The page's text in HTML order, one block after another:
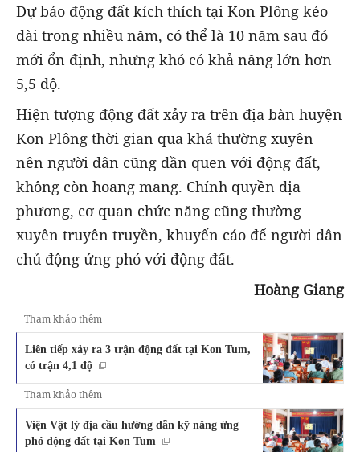
Dự báo động đất kích thích tại Kon Plông kéo
dài trong nhiều năm, có thể là 10 năm sau đó
mới ổn định, nhưng khó có khả năng lớn hơn
5,5 độ.
Hiện tượng động đất xảy ra trên địa bàn huyện
Kon Plông thời gian qua khá thường xuyên
nên người dân cũng dần quen với động đất,
không còn hoang mang. Chính quyền địa
phương, cơ quan chức năng cũng thường
xuyên truyên truyền, khuyến cáo để người dân
chủ động ứng phó với động đất.
Hoàng Giang
Tham khảo thêm
Liên tiếp xảy ra 3 trận động đất tại Kon Tum,
có trận 4,1 độ
Tham khảo thêm
Viện Vật lý địa cầu hướng dẫn kỹ năng ứng
phó động đất tại Kon Tum